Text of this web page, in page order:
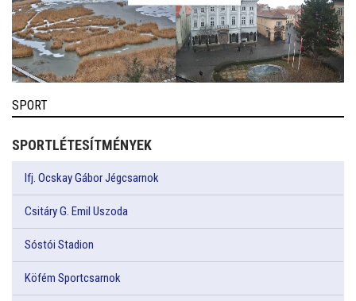
SPORT
SPORTLÉTESÍTMÉNYEK
Ifj. Ocskay Gábor Jégcsarnok
Csitáry G. Emil Uszoda
Sóstói Stadion
Köfém Sportcsarnok